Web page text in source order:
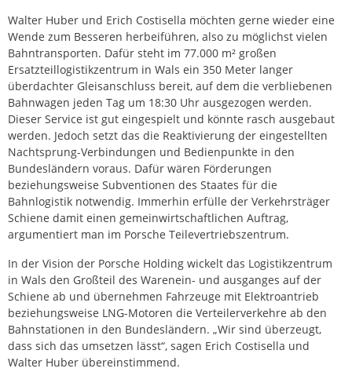
Walter Huber und Erich Costisella möchten gerne wieder eine
Wende zum Besseren herbeiführen, also zu möglichst vielen
Bahntransporten. Dafür steht im 77.000 m² großen
Ersatzteillogistikzentrum in Wals ein 350 Meter langer
überdachter Gleisanschluss bereit, auf dem die verbliebenen
Bahnwagen jeden Tag um 18:30 Uhr ausgezogen werden.
Dieser Service ist gut eingespielt und könnte rasch ausgebaut
werden. Jedoch setzt das die Reaktivierung der eingestellten
Nachtsprung-Verbindungen und Bedienpunkte in den
Bundesländern voraus. Dafür wären Förderungen
beziehungsweise Subventionen des Staates für die
Bahnlogistik notwendig. Immerhin erfülle der Verkehrsträger
Schiene damit einen gemeinwirtschaftlichen Auftrag,
argumentiert man im Porsche Teilevertriebszentrum.
In der Vision der Porsche Holding wickelt das Logistikzentrum
in Wals den Großteil des Warenein- und ausganges auf der
Schiene ab und übernehmen Fahrzeuge mit Elektroantrieb
beziehungsweise LNG-Motoren die Verteilerverkehre ab den
Bahnstationen in den Bundesländern. „Wir sind überzeugt,
dass sich das umsetzen lässt“, sagen Erich Costisella und
Walter Huber übereinstimmend.